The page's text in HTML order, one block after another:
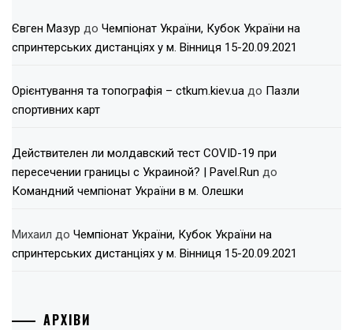
Євген Мазур до Чемпіонат України, Кубок України на
спринтерських дистанціях у м. Вінниця 15-20.09.2021
Орієнтування та топографія – ctkum.kiev.ua до Пазли
спортивних карт
Действителен ли молдавский тест COVID-19 при
пересечении границы с Украиной? | Pavel.Run до
Командний чемпіонат України в м. Олешки
Михаил до Чемпіонат України, Кубок України на
спринтерських дистанціях у м. Вінниця 15-20.09.2021
АРХІВИ